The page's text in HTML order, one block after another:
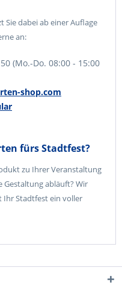
Sie dabei ab einer Auflage
an:
(Mo.-Do. 08:00 - 15:00
shop.com
fürs Stadtfest?
zu Ihrer Veranstaltung
Gestaltung abläuft? Wir
Ihr Stadtfest ein voller